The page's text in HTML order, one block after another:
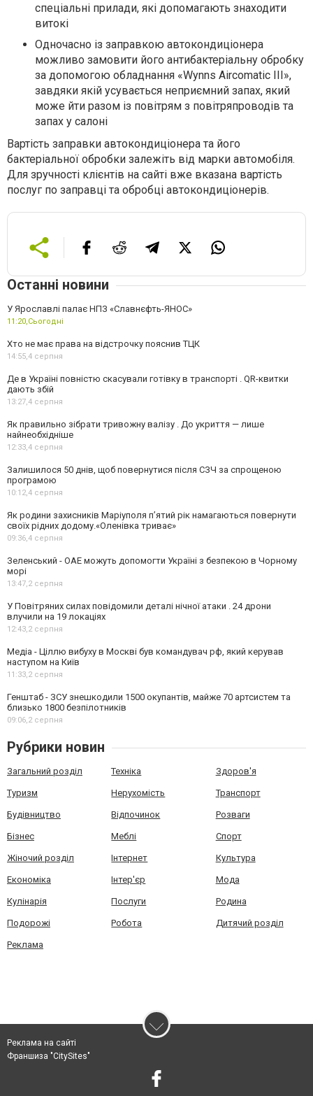
спеціальні прилади, які допомагають знаходити
витокі
Одночасно із заправкою автокондиціонера
можливо замовити його антибактеріальну обробку
за допомогою обладнання «Wynns Aircomatic III»,
завдяки якій усувається неприємний запах, який
може йти разом із повітрям з повітряпроводів та
запах у салоні
Вартість заправки автокондиціонера та його
бактеріальної обробки залежіть від марки автомобіля.
Для зручності клієнтів на сайті вже вказана вартість
послуг по заправці та обробці автокондиціонерів.
Останні новини
У Ярославлі палає НПЗ «Славнєфть-ЯНОС»
11:20,Сьогодні
Хто не має права на відстрочку пояснив ТЦК
14:55,4 серпня
Де в Україні повністю скасували готівку в транспорті . QR-квитки
дають збій
13:27,4 серпня
Як правильно зібрати тривожну валізу . До укриття — лише
найнеобхідніше
12:33,4 серпня
Залишилося 50 днів, щоб повернутися після СЗЧ за спрощеною
програмою
10:12,4 серпня
Як родини захисників Маріуполя пʼятий рік намагаються повернути
своїх рідних додому.«Оленівка триває»
09:36,4 серпня
Зеленський - ОАЕ можуть допомогти Україні з безпекою в Чорному
морі
13:47,2 серпня
У Повітряних силах повідомили деталі нічної атаки . 24 дрони
влучили на 19 локаціях
12:43,2 серпня
Медіа - Ціллю вибуху в Москві був командувач рф, який керував
наступом на Київ
11:33,2 серпня
Генштаб - ЗСУ знешкодили 1500 окупантів, майже 70 артсистем та
близько 1800 безпілотників
09:06,2 серпня
Рубрики новин
Загальний розділ Техніка Здоров'я
Туризм Нерухомість Транспорт
Будівництво Відпочинок Розваги
Бізнес Меблі Спорт
Жіночий розділ Інтернет Культура
Економіка Інтер'єр Мода
Кулінарія Послуги Родина
Подорожі Робота Дитячий розділ
Реклама
Реклама на сайті
Франшиза "CitySites"